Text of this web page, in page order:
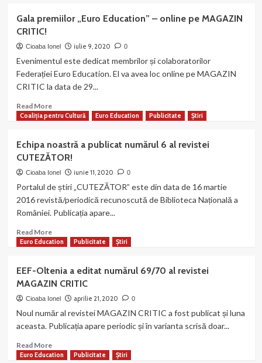
pentru
noastră
publicat
numărul
al
revistei
CRITIC!
Gala premiilor „Euro Education” – online pe MAGAZIN
CRITIC!
Cioaba Ionel iulie 9, 2020 0
Evenimentul este dedicat membrilor și colaboratorilor
Federației Euro Education. El va avea loc online pe MAGAZIN
CRITIC la data de 29...
Read MoreRead
more
premiilor
„Euro
Education”
online
pe
MAGAZIN
Coaliția pentru Cultură Euro Education Publicitate Știri
Echipa noastră a publicat numărul 6 al revistei
CUTEZĂTOR!
Cioaba Ionel iunie 11, 2020 0
Portalul de știri „CUTEZĂTOR” este din data de 16 martie
2016 revistă/periodică recunoscută de Biblioteca Națională a
României. Publicația apare...
Read MoreRead
more
noastră
a
publicat
numărul
al
CUTEZĂTOR!
Euro Education Publicitate Știri
EEF-Oltenia a editat numărul 69/70 al revistei
MAGAZIN CRITIC
Cioaba Ionel aprilie 21, 2020 0
Noul număr al revistei MAGAZIN CRITIC a fost publicat și luna
aceasta. Publicația apare periodic și în varianta scrisă doar...
Read MoreRead
more
Euro Education Publicitate Știri